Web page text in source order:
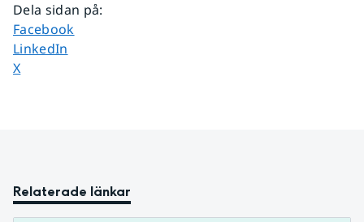
Dela sidan på:
Dela sidan på
Facebook
Dela sidan på
LinkedIn
Dela sidan på
X
Relaterade länkar